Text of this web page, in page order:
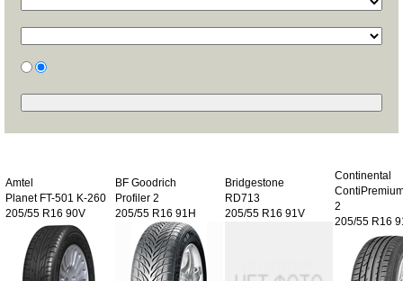
Amtel
Planet FT-501 K-260
205/55 R16 90V
BF Goodrich
Profiler 2
205/55 R16 91H
Bridgestone
RD713
205/55 R16 91V
Continental
2
205/55 R16